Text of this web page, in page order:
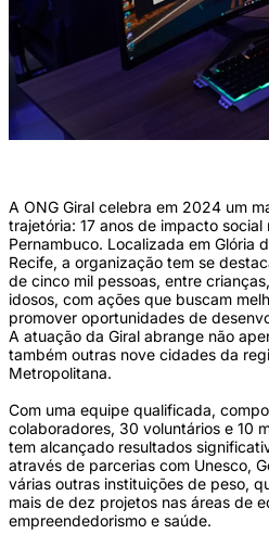
A ONG Giral celebra em 2024 um
trajetória: 17 anos de impacto
Pernambuco. Localizada em Glória
Recife, a organização tem se
de cinco mil pessoas, entre
idosos, com ações que buscam
promover oportunidades de
A atuação da Giral abrange não
também outras nove cidades da
Metropolitana.
Com uma equipe qualificada,
colaboradores, 30 voluntários e 10
tem alcançado resultados
através de parcerias com Unesco,
várias outras instituições de peso,
mais de dez projetos nas áreas de
empreendedorismo e saúde.